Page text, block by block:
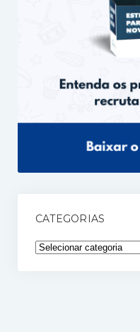
CATEGORIAS
Categorias